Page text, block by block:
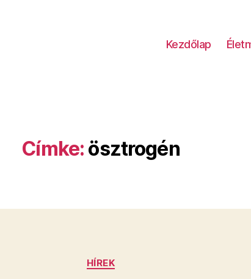
Kezdőlap
Címke: ösztrogén
Kategóriák
HÍREK